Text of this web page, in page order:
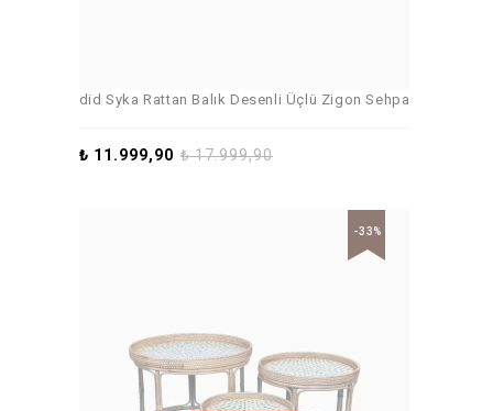
did Syka Rattan Balık Desenli Üçlü Zigon Sehpa
₺17.999,90
₺ 11.999,90
-33%